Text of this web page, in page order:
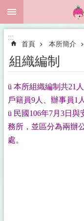
跳到主要內容區塊
:::
首頁 本所簡介
組織編制
ü 本所組織編制共21
戶籍員9人、辦事員1
ü 民國106年7月3日
務所，並區分為兩辦
處。